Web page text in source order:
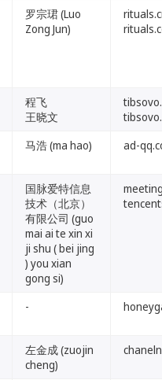
罗宗珺 (Luo
Zong Jun)
程飞
王晓文
马浩 (ma hao) ad-
国脉爱特信息
技术（北京）
有限公司 (guo
mai ai te xin xi
ji shu ( bei jing
) you xian
gong si)
-
左金成 (zuojin
cheng)